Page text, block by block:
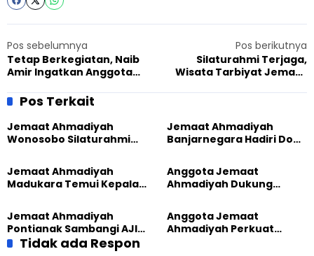
Pos sebelumnya
Tetap Berkegiatan, Naib
Amir Ingatkan Anggota
Depankan Silaturahmi
Pos berikutnya
Silaturahmi Terjaga,
Wisata Tarbiyat Jemaat
Puluhan Peserta
Pos Terkait
Jemaat Ahmadiyah
Wonosobo Silaturahmi
GPdI Eben Haezer
Jemaat Ahmadiyah
Banjarnegara Hadiri Doa
Nyadran Warga
Jemaat Ahmadiyah
Madukara Temui Kepala
Komitmen Jaga
Kerukunan
Anggota Jemaat
Ahmadiyah Dukung
Kolaborasi Klinik KBB DIY
Jemaat Ahmadiyah
Pontianak Sambangi AJI,
Bahas Kolaborasi Positif
Anggota Jemaat
Ahmadiyah Perkuat
Tidak ada Respon